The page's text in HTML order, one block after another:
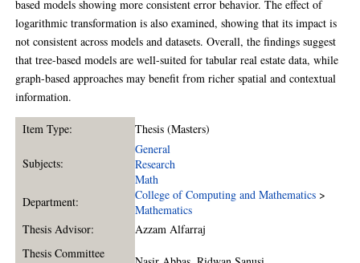
based models showing more consistent error behavior. The effect of
logarithmic transformation is also examined, showing that its impact is
not consistent across models and datasets. Overall, the findings suggest
that tree-based models are well-suited for tabular real estate data, while
graph-based approaches may benefit from richer spatial and contextual
information.
Item Type: Thesis (Masters)
Subjects:
General
Research
Math
Department:
College of Computing and Mathematics >
Mathematics
Thesis Advisor:
Azzam Alfarraj
Thesis Committee